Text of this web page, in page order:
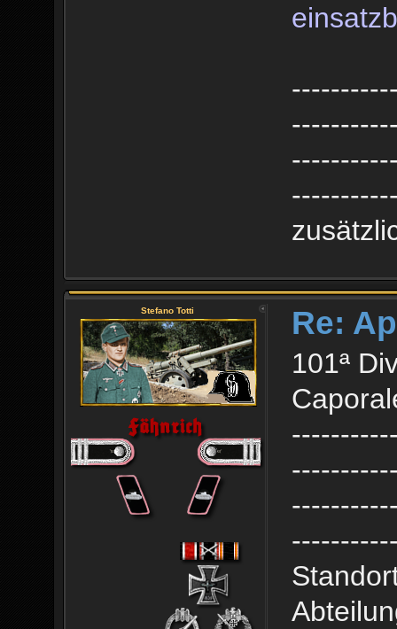
Stefano Totti Re:
101ª